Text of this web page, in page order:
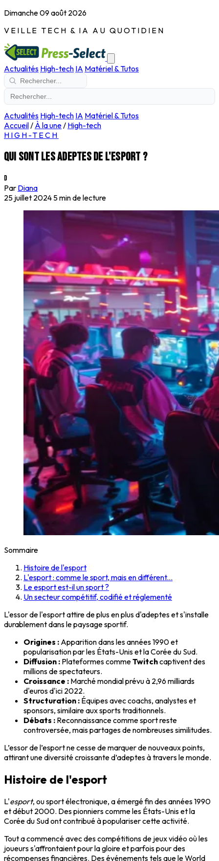
Dimanche 09 août 2026
VEILLE TECH & IA AU QUOTIDIEN
Actualités High-tech IA Matériel & Tutos
Actualités High-tech IA Matériel & Tutos
Accueil/ À la une/ High-tech
HIGH-TECH
Qui sont les adeptes de l'esport ?
D
Par Diana
25 juillet 2024 5 min de lecture
Sommaire
Histoire de l'esport
L'esport : comme le sport, mais en différent...
Le esport est-il un sport ?
Un secteur compétitif, codifié et réglementé
L'essor de l'esport attire de plus en plus d'adeptes et s'installe
durablement dans le paysage sportif.
Origines : Apparition dans les années 1990 et
popularisation par les États-Unis et la Corée du Sud.
Diffusion : Plateformes commeTwitchcaptivent des
millions de spectateurs.
Croissance : Marché mondial prévu à 2,96 milliards
d'euros d'ici 2022.
Structuration : Équipes avec coachs, analystes et
sponsors, similaire aux sports traditionnels.
Débats : Reconnaissance comme sport reste
controversée, mais partages de nombreuses similitudes.
L’essor de l’esport ne cesse de marquer de nouveaux points,
attirant une diversité croissante d’adeptes à travers le monde.
Histoire de l'esport
L'esport, ou sport électronique, a émergé fin des années 1990
et début 2000. Des pionniers comme les États-Unis et la
Corée du Sud ont contribué à populariser cette activité.
Tout a commencé avec des compétitions de jeux vidéo où les
joueurs s'affrontaient pour la gloire et parfois pour des
récompenses financières. Des événements tels que le World